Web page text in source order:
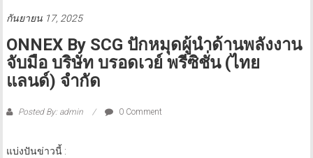
กันยายน 17, 2025
ONNEX By SCG ปักหมุดผู้นำด้านพลังงาน
จับมือ บริษัท บรอดเวย์ พรีซิชั่น (ไทย
แลนด์) จำกัด
Posted By: admin 0 Comment
แบ่งปันข่าวนี้ :